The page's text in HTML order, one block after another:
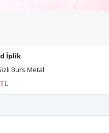
İplik
Burs Metal